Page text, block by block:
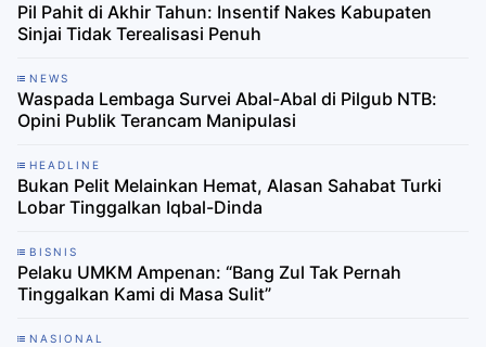
Pil Pahit di Akhir Tahun: Insentif Nakes Kabupaten
Sinjai Tidak Terealisasi Penuh
NEWS
Waspada Lembaga Survei Abal-Abal di Pilgub NTB:
Opini Publik Terancam Manipulasi
HEADLINE
Bukan Pelit Melainkan Hemat, Alasan Sahabat Turki
Lobar Tinggalkan Iqbal-Dinda
BISNIS
Pelaku UMKM Ampenan: “Bang Zul Tak Pernah
Tinggalkan Kami di Masa Sulit”
NASIONAL